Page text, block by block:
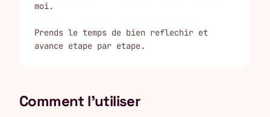
moi.
Prends le temps de bien reflechir et
avance etape par etape.
Comment l'utiliser